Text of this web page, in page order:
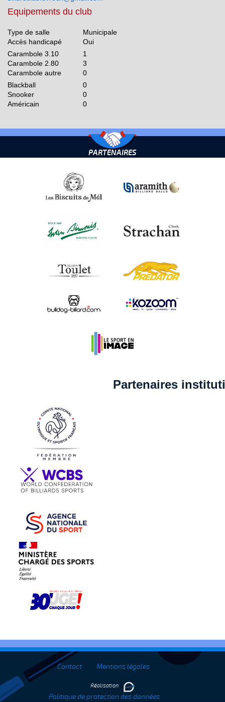
Equipements du club
Type de salle
Municipale
Accès handicapé
Oui
Carambole 3.10
1
Carambole 2.80
3
Carambole autre
0
Blackball
0
Snooker
0
Américain
0
PARTENAIRES
Partenaires
Contact Mentions légales
Politique de protection des données
Réalisation